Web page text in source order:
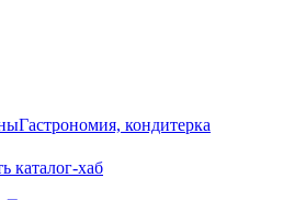
Гастрономия, кондитерка
каталог-хаб